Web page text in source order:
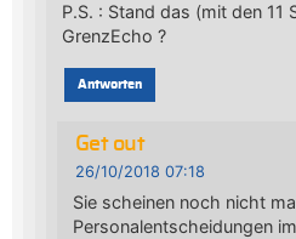
P.S. : Stand das (mit den 11
GrenzEcho ?
Antworten
Get out
26/10/2018 07:18
Sie scheinen noch nicht
Personalentscheidungen